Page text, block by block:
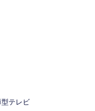
テレビ